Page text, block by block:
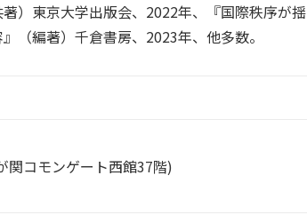
）東京大学出版会、2022年、『国際秩序が揺
（編著）千倉書房、2023年、他多数。
コモンゲート西館37階)